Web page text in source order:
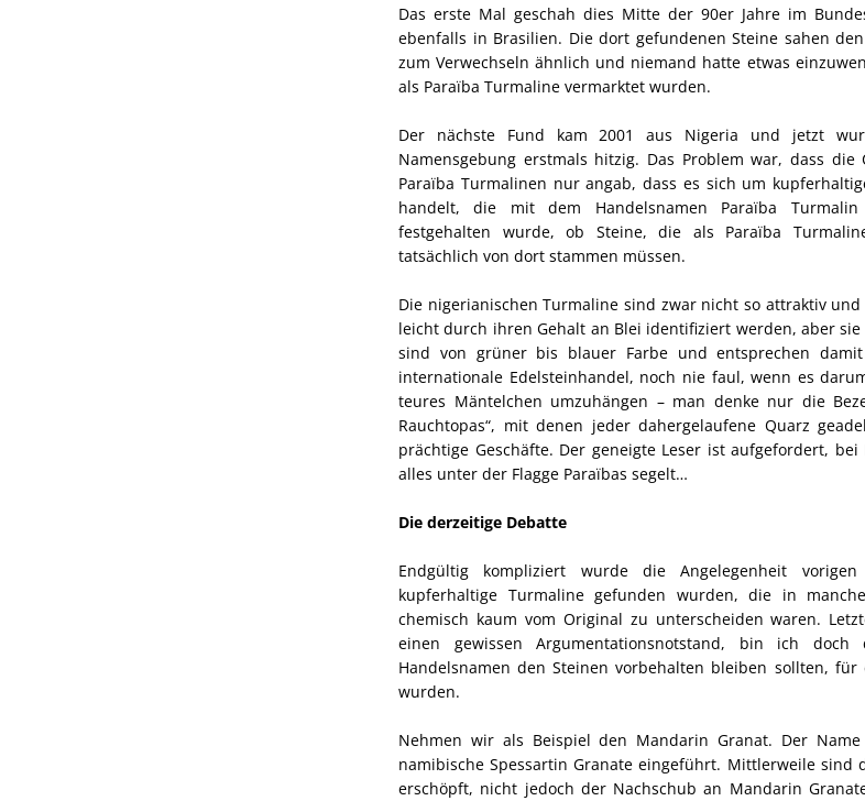
Das erste Mal geschah dies Mitte der 90er Jahre im
ebenfalls in Brasilien. Die dort gefundenen Steine sahen
zum Verwechseln ähnlich und niemand hatte etwas
als Paraïba Turmaline vermarktet wurden.
Der nächste Fund kam 2001 aus Nigeria und jetzt
Namensgebung erstmals hitzig. Das Problem war, dass die
Paraïba Turmalinen nur angab, dass es sich um
handelt, die mit dem Handelsnamen Paraïba
festgehalten wurde, ob Steine, die als Paraïba
tatsächlich von dort stammen müssen.
Die nigerianischen Turmaline sind zwar nicht so attraktiv
leicht durch ihren Gehalt an Blei identifiziert werden, aber
sind von grüner bis blauer Farbe und entsprechen damit
internationale Edelsteinhandel, noch nie faul, wenn es
teures Mäntelchen umzuhängen – man denke nur die
Rauchtopas“, mit denen jeder dahergelaufene Quarz
prächtige Geschäfte. Der geneigte Leser ist aufgefordert,
alles unter der Flagge Paraïbas segelt…
Die derzeitige Debatte
Endgültig kompliziert wurde die Angelegenheit
kupferhaltige Turmaline gefunden wurden, die in
chemisch kaum vom Original zu unterscheiden waren.
einen gewissen Argumentationsnotstand, bin ich
Handelsnamen den Steinen vorbehalten bleiben sollten,
wurden.
Nehmen wir als Beispiel den Mandarin Granat. Der
namibische Spessartin Granate eingeführt. Mittlerweile sind
erschöpft, nicht jedoch der Nachschub an Mandarin